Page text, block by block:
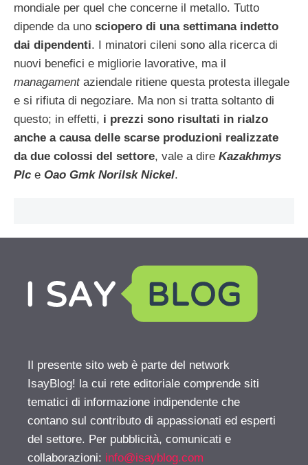
mondiale per quel che concerne il metallo. Tutto
dipende da uno sciopero di una settimana indetto
dai dipendenti. I minatori cileni sono alla ricerca di
nuovi benefici e migliorie lavorative, ma il
managamentaziendale ritiene questa protesta illegale
e si rifiuta di negoziare. Ma non si tratta soltanto di
questo; in effetti, i prezzi sono risultati in rialzo
anche a causa delle scarse produzioni realizzate
da due colossi del settore, vale a dire Kazakhmys
Plc e Oao Gmk Norilsk Nickel.
Il presente sito web è parte del network
IsayBlog! la cui rete editoriale comprende siti
tematici di informazione indipendente che
contano sul contributo di appassionati ed esperti
del settore. Per pubblicità, comunicati e
collaborazioni: info@isayblog.com